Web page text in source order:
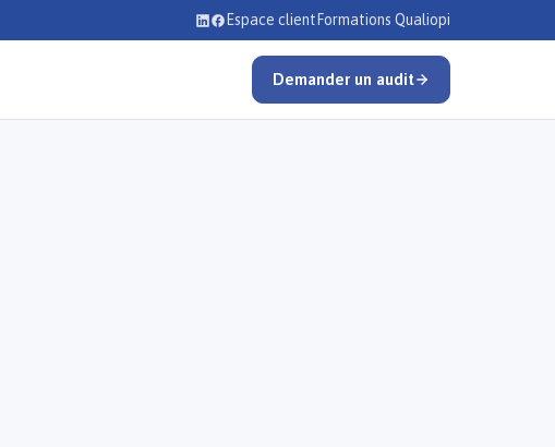
Espace client Formations Qualiopi
Demander un audit